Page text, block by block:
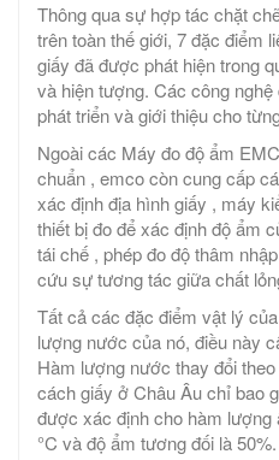
Thông qua sự hợp tác chặt
trên toàn thế giới, 7 đặc điểm
giấy đã được phát hiện trong
và hiện tượng. Các công
phát triển và giới thiệu cho
Ngoài các Máy đo độ ẩm
chuẩn , emco còn cung cấp
xác định địa hình giấy , máy
thiết bị đo để xác định độ ẩm
tái chế , phép đo độ thâm
cứu sự tương tác giữa chất
Tất cả các đặc điểm vật lý
lượng nước của nó, điều này
Hàm lượng nước thay đổi
cách giấy ở Châu Âu chỉ bao
được xác định cho hàm lượng
°C và độ ẩm tương đối là 50%.